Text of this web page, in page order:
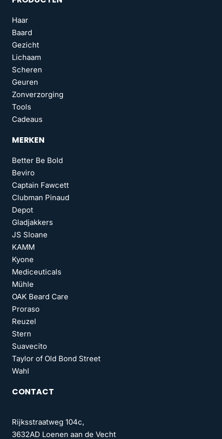
Haar
Baard
Gezicht
Lichaam
Scheren
Geuren
Zonverzorging
Tools
Cadeaus
MERKEN
Better Be Bold
Beviro
Captain Fawcett
Clubman Pinaud
Depot
Gladjakkers
JS Sloane
KAMM
Kyone
Mediceuticals
Mühle
OAK Beard Care
Proraso
Reuzel
Stern
Suavecito
Taylor of Old Bond Street
Wahl
CONTACT
Rijksstraatweg 104c,
3632AD Loenen aan de Vecht